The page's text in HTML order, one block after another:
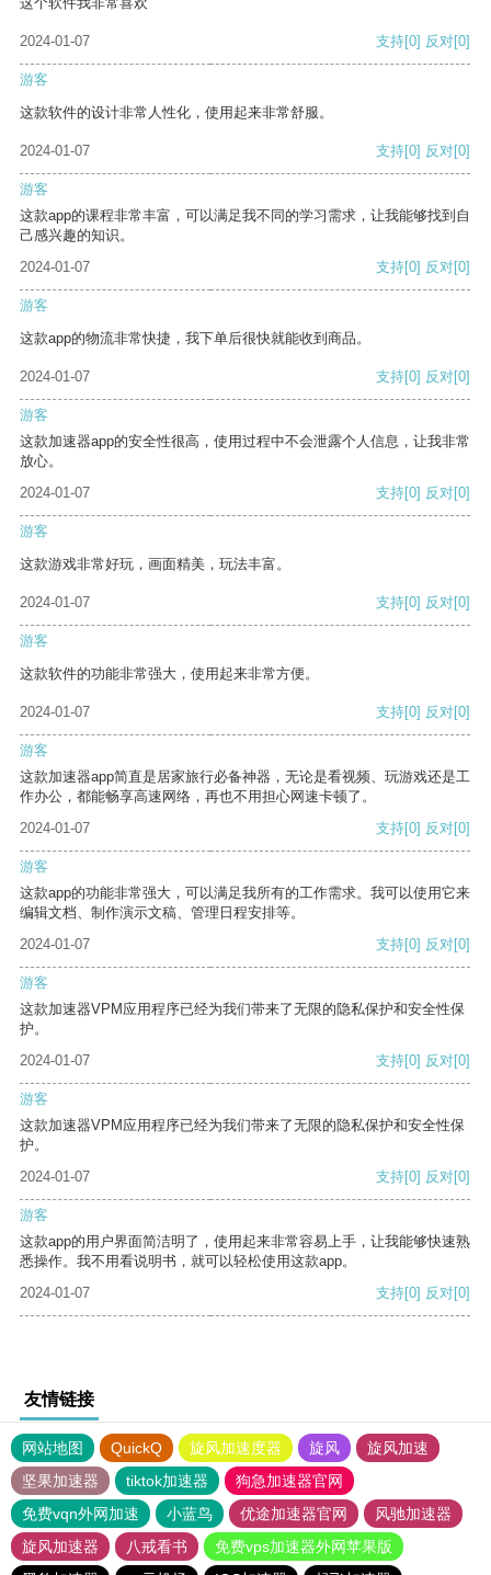
2024-01-07 支持[0] 反对[0]
游客
这款软件的设计非常人性化，使用起来非常舒服。
2024-01-07 支持[0] 反对[0]
游客
这款app的课程非常丰富，可以满足我不同的学习需求，让我能够找到自
己感兴趣的知识。
2024-01-07
支持[0] 反对[0]
游客
这款app的物流非常快捷，我下单后很快就能收到商品。
2024-01-07 支持[0] 反对[0]
游客
这款加速器app的安全性很高，使用过程中不会泄露个人信息，让我非常
放心。
2024-01-07
支持[0] 反对[0]
游客
这款游戏非常好玩，画面精美，玩法丰富。
2024-01-07 支持[0] 反对[0]
游客
这款软件的功能非常强大，使用起来非常方便。
2024-01-07 支持[0] 反对[0]
游客
这款加速器app简直是居家旅行必备神器，无论是看视频、玩游戏还是工
作办公，都能畅享高速网络，再也不用担心网速卡顿了。
2024-01-07
支持[0] 反对[0]
游客
这款app的功能非常强大，可以满足我所有的工作需求。我可以使用它来
编辑文档、制作演示文稿、管理日程安排等。
2024-01-07
支持[0] 反对[0]
游客
这款加速器VPM应用程序已经为我们带来了无限的隐私保护和安全性保
护。
2024-01-07
支持[0] 反对[0]
游客
这款加速器VPM应用程序已经为我们带来了无限的隐私保护和安全性保
护。
2024-01-07
支持[0] 反对[0]
游客
这款app的用户界面简洁明了，使用起来非常容易上手，让我能够快速熟
悉操作。我不用看说明书，就可以轻松使用这款app。
2024-01-07
支持[0] 反对[0]
友情链接
网站地图 QuickQ 旋风加速度器 旋风
旋风加速
坚果加速器
tiktok加速器
狗急加速器官网
免费vqn外网加速
小蓝鸟 优途加速器官网
风驰加速器
旋风加速器
八戒看书
免费vps加速器外网苹果版